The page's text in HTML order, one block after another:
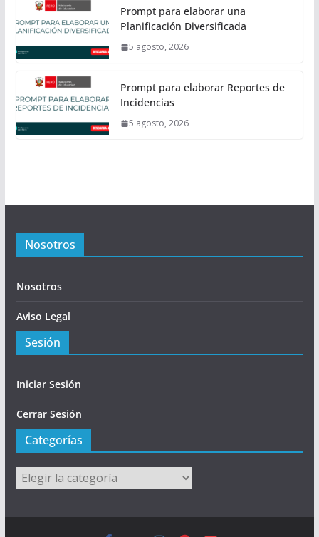
Prompt para elaborar una
Planificación Diversificada
5 agosto, 2026
Prompt para elaborar Reportes de
Incidencias
5 agosto, 2026
Nosotros
Nosotros
Aviso Legal
Sesión
Iniciar Sesión
Cerrar Sesión
Categorías
Categorías